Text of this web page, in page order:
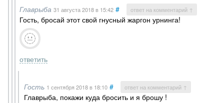
Главрыба 31 августа 2018в 15:42 # ответ на комментарий ↑
Гость, бросай этот свой гнусный жаргон урнинга!
ответить
Гость 1 сентября 2018в 18:10 # ответ на комментарий ↑
Главрыба, покажи куда бросить и я брошу !